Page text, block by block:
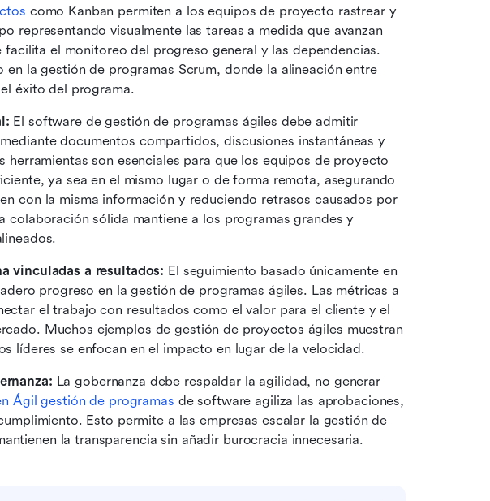
como Kanban permiten a los equipos de proyecto rastrear y
representando visualmente las tareas a medida que avanzan
el monitoreo del progreso general y las dependencias.
en la gestión de programas Scrum, donde la alineación entre
éxito del programa.
mediante documentos compartidos, discusiones instantáneas y
herramientas son esenciales para que los equipos de proyecto
ya sea en el mismo lugar o de forma remota, asegurando
con la misma información y reduciendo retrasos causados por
colaboración sólida mantiene a los programas grandes y
vinculadas a resultados: El seguimiento basado únicamente en
progreso en la gestión de programas ágiles. Las métricas a
el trabajo con resultados como el valor para el cliente y el
Muchos ejemplos de gestión de proyectos ágiles muestran
líderes se enfocan en el impacto en lugar de la velocidad.
La gobernanza debe respaldar la agilidad, no generar
Ágil gestión de programas de software agiliza las aprobaciones,
Esto permite a las empresas escalar la gestión de
la transparencia sin añadir burocracia innecesaria.